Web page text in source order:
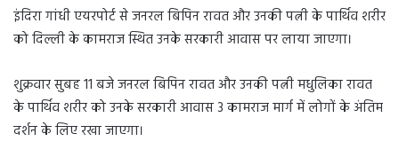
इंदिरा गांधी एयरपोर्ट से जनरल बिपिन रावत और उनकी पत्नी के पार्थिव शरीर
को दिल्ली के कामराज स्थित उनके सरकारी आवास पर लाया जाएगा।
शुक्रवार सुबह 11 बजे जनरल बिपिन रावत और उनकी पत्नी मधुलिका रावत
के पार्थिव शरीर को उनके सरकारी आवास 3 कामराज मार्ग में लोगों के अंतिम
दर्शन के लिए रखा जाएगा।